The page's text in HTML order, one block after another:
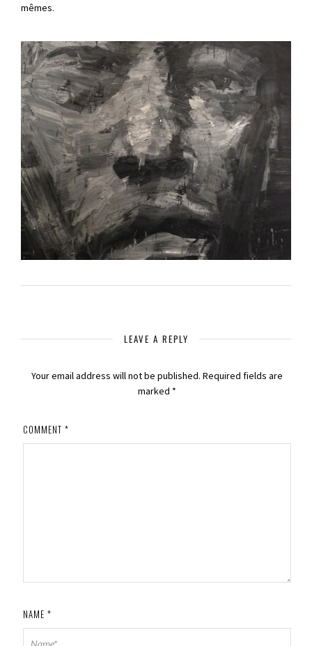
mêmes.
LEAVE A REPLY
Your email address will not be published. Required fields are
marked *
COMMENT *
NAME *